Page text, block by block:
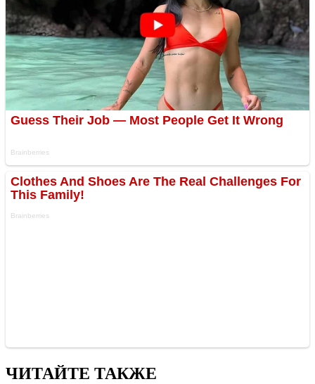
ЧИТАЙТЕ ТАКЖЕ